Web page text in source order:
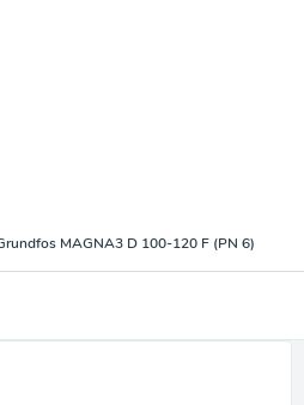
MAGNA3 D 100-120 F (PN 6)